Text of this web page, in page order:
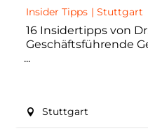
Insider Tipps |Stuttgart
16 Insidertipps von
Geschäftsführende
Stuttgart